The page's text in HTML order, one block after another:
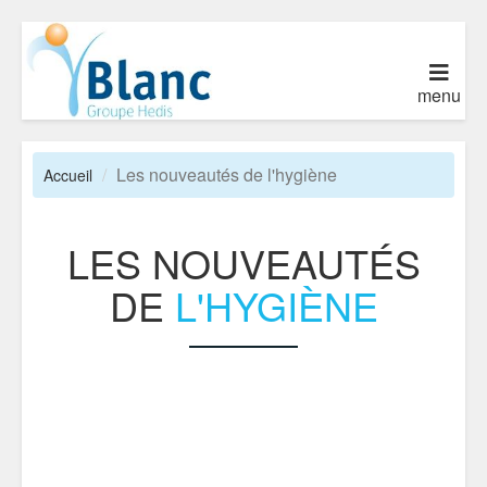
menu
Accueil Les nouveautés de l'hygiène
LES NOUVEAUTÉS
DE L'HYGIÈNE